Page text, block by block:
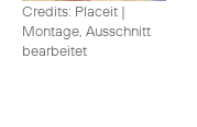
Credits: Placeit |
Montage, Ausschnitt
bearbeitet